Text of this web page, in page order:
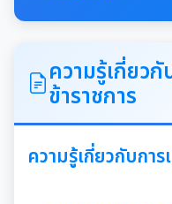
คำแถลงนโยบายนายก
ข้อมูลทั่วไปเกี่ยวกับเท
ความรู้เกี่ยว
ข้าราชการ
ความรู้เกี่ยวกับกา